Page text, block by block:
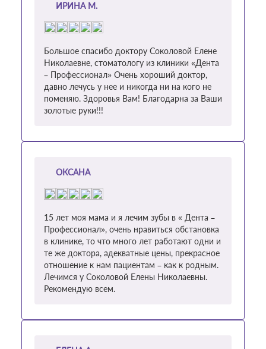
ИРИНА М.
Большое спасибо доктору Соколовой Елене
Николаевне, стоматологу из клиники «Дента
– Профессионал» Очень хороший доктор,
давно лечусь у нее и никогда ни на кого не
поменяю. Здоровья Вам! Благодарна за Ваши
золотые руки!!!
ОКСАНА
15 лет моя мама и я лечим зубы в « Дента –
Профессионал», очень нравиться обстановка
в клинике, то что много лет работают одни и
те же доктора, адекватные цены, прекрасное
отношение к нам пациентам – как к родным.
Лечимся у Соколовой Елены Николаевны.
Рекомендую всем.